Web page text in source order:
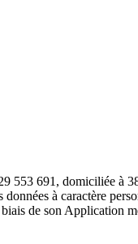
553 691, domiciliée à
à caractère
biais de son Application